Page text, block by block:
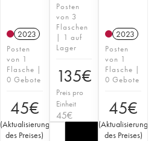
2023
Posten
von 1
Flasche |
0 Gebote
45€
(Aktualisierung
des Preises)
Posten
von 3
Flaschen
| 1 auf
Lager
135€
Preis pro
Einheit
45€
2023
Posten
von 1
Flasche |
0 Gebote
45€
(Aktualisierung
des Preises)